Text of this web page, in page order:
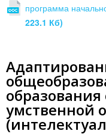
программа
223.1 Кб)
умственной